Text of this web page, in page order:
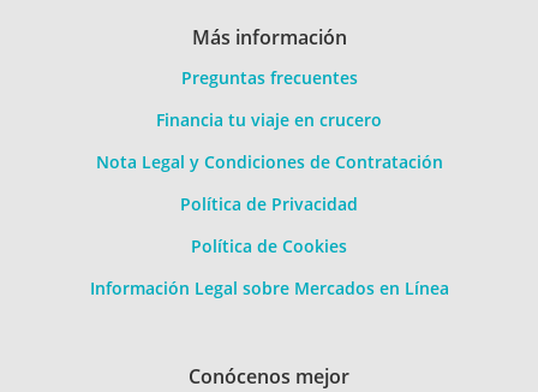
Más información
Preguntas frecuentes
Financia tu viaje en crucero
Nota Legal y Condiciones de Contratación
Política de Privacidad
Política de Cookies
Información Legal sobre Mercados en Línea
Conócenos mejor